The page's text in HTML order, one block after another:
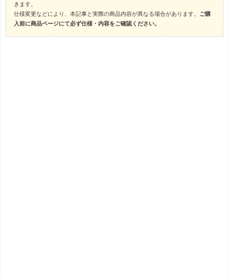
きます。
仕様変更などにより、本記事と実際の商品内容が異なる場合があります。 ご購
入前に商品ページにて必ず仕様・内容をご確認ください。